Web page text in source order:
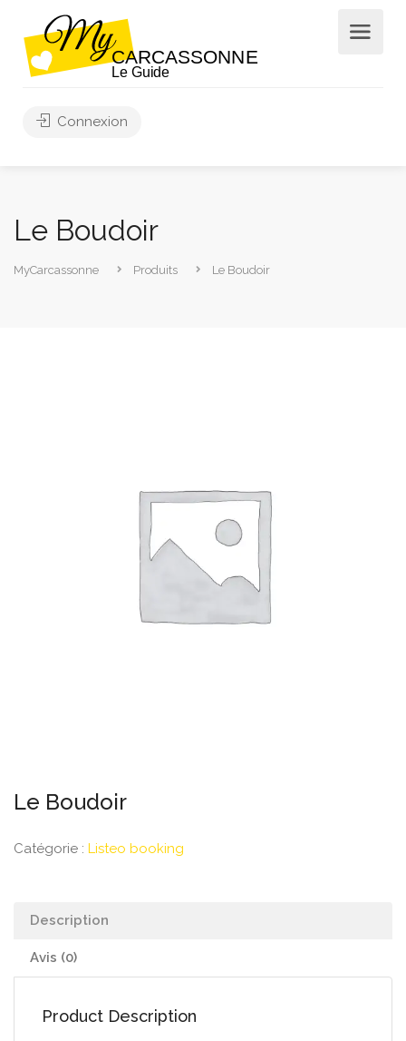
Connexion
Le Boudoir
MyCarcassonne Produits Le Boudoir
Le Boudoir
Catégorie : Listeo booking
Description
Avis (0)
Product Description